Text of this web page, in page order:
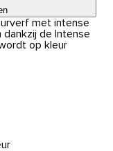
met intense
dankzij de Intense
op kleur